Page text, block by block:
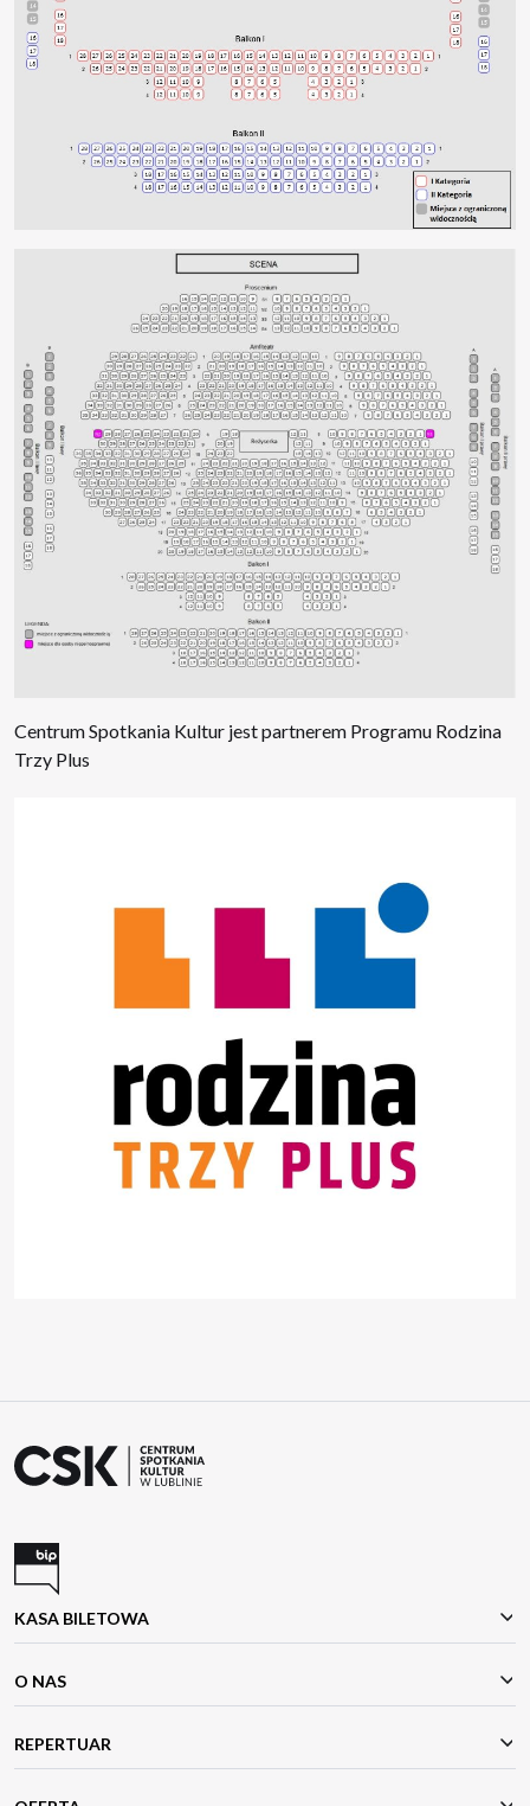
Centrum Spotkania Kultur jest partnerem Programu Rodzina
Trzy Plus
KASA BILETOWA
O NAS
REPERTUAR